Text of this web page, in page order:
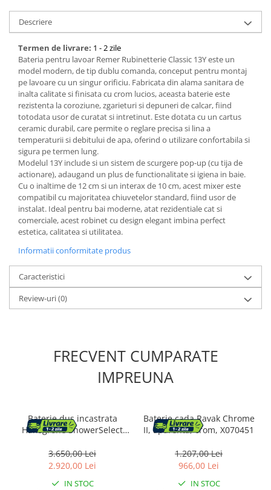
Descriere
Termen de livrare: 1 - 2 zile
Bateria pentru lavoar Remer Rubinetterie Classic 13Y este un
model modern, de tip dublu comanda, conceput pentru montaj
pe lavoare cu un singur orificiu. Fabricata din alama sanitara de
inalta calitate si finisata cu crom lucios, aceasta baterie este
rezistenta la coroziune, zgarieturi si depuneri de calcar, fiind
totodata usor de curatat si intretinut. Este dotata cu un cartus
ceramic durabil, care permite o reglare precisa si lina a
temperaturii si debitului de apa, oferind o utilizare confortabila si
sigura pe termen lung.
Modelul 13Y include si un sistem de scurgere pop-up (cu tija de
actionare), adaugand un plus de functionalitate si igiena in baie.
Cu o inaltime de 12 cm si un interax de 10 cm, acest mixer este
compatibil cu majoritatea chiuvetelor standard, fiind usor de
instalat. Ideal pentru bai moderne, atat rezidentiale cat si
comerciale, acest robinet cu design elegant imbina perfect
estetica, calitatea si utilitatea.
Informatii conformitate produs
Caracteristici
Review-uri(0)
FRECVENT CUMPARATE
IMPREUNA
Baterie dus incastrata
Hansgrohe ShowerSelect
3.650,00 Lei
2.920,00 Lei
IN STOC
Baterie cada Ravak Chrome
II, aparenta, crom, X070451
1.207,00 Lei
966,00 Lei
IN STOC